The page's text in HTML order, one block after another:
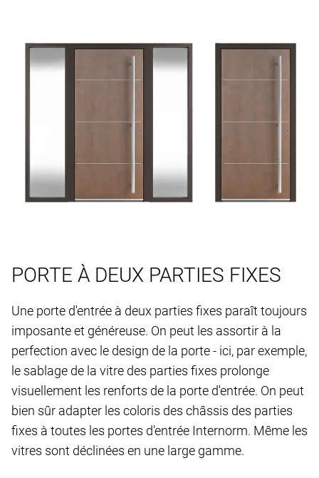
PORTE À DEUX PARTIES FIXES
Une porte d'entrée à deux parties fixes paraît toujours
imposante et généreuse. On peut les assortir à la
perfection avec le design de la porte - ici, par exemple,
le sablage de la vitre des parties fixes prolonge
visuellement les renforts de la porte d'entrée. On peut
bien sûr adapter les coloris des châssis des parties
fixes à toutes les portes d'entrée Internorm. Même les
vitres sont déclinées en une large gamme.